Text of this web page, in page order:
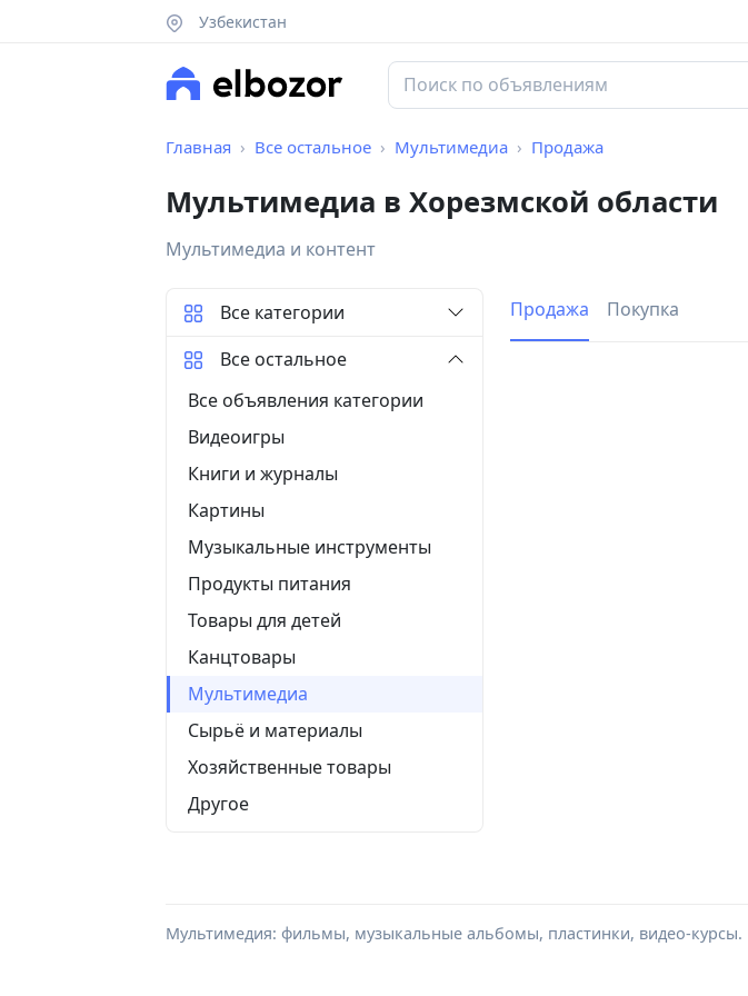
Узбекистан
Главная Все остальное Мультимедиа Продажа
Мультимедиа в Хорезмской области
Мультимедиа и контент
Продажа Покупка
Все категории
Все остальное
Все объявления категории
Видеоигры
Книги и журналы
Картины
Музыкальные инструменты
Продукты питания
Товары для детей
Канцтовары
Мультимедиа
Сырьё и материалы
Хозяйственные товары
Другое
Мультимедия: фильмы, музыкальные альбомы, пластинки, видео-курсы.